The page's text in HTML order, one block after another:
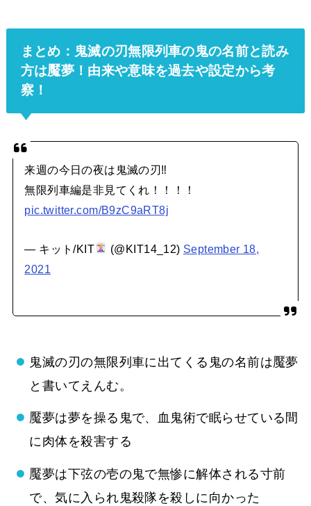
まとめ：鬼滅の刃無限列車の鬼の名前と読み
方は魘夢！由来や意味を過去や設定から考
察！
来週の今日の夜は鬼滅の刃‼︎
無限列車編是非見てくれ！！！！
pic.twitter.com/B9zC9aRT8j
— キット/KIT (@KIT14_12) September 18,
2021
鬼滅の刃の無限列車に出てくる鬼の名前は魘夢
と書いてえんむ。
魘夢は夢を操る鬼で、血鬼術で眠らせている間
に肉体を殺害する
魘夢は下弦の壱の鬼で無惨に解体される寸前
で、気に入られ鬼殺隊を殺しに向かった